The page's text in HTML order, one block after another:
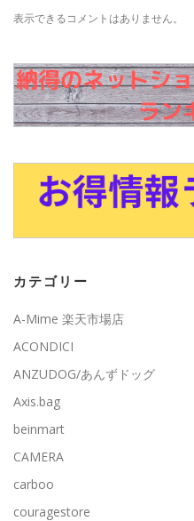
表示できるコメントはありません。
カテゴリー
A-Mime 楽天市場店
ACONDICI
ANZUDOG/あんずドッグ
Axis.bag
beinmart
CAMERA
carboo
couragestore